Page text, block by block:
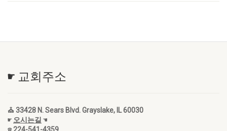
☛ 교회주소
⛪ 33428 N. Sears Blvd. Grayslake, IL 60030
☛ 오시는길 ☚